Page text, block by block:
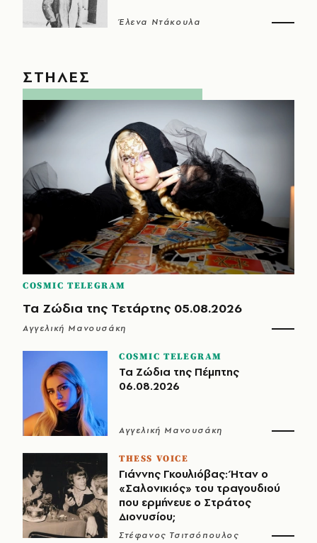
Έλενα Ντάκουλα
ΣΤΗΛΕΣ
COSMIC TELEGRAM
Τα Ζώδια της Τετάρτης 05.08.2026
Αγγελική Μανουσάκη
COSMIC TELEGRAM
Τα Ζώδια της Πέμπτης
06.08.2026
Αγγελική Μανουσάκη
THESS VOICE
Γιάννης Γκουλιόβας: Ήταν ο
«Σαλονικιός» του τραγουδιού
που ερμήνευε ο Στράτος
Διονυσίου;
Στέφανος Τσιτσόπουλος